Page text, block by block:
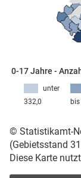
0-17 Jahre -
bis
unter
332,0
© Statistikamt-
(Gebietsstand
Diese Karte nutzt